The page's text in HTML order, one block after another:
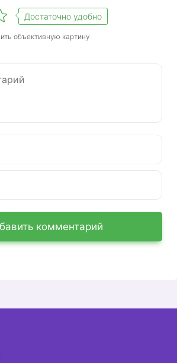
облегчить работу
Личный кабинет — это
личного
является специфическим
для бухгалтерских нужд, она
предприятий разного
если владелец не может
отчеты с электронной
Достаточно удобно
объективную картину
комментарий